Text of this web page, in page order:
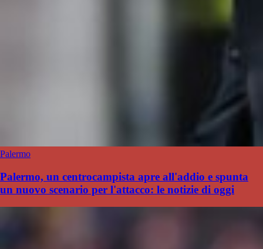
Palermo
Palermo, un centrocampista apre all'addio e spunta
un nuovo scenario per l'attacco: le notizie di oggi